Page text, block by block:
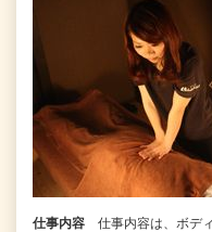
仕事内容
仕事内容は、ボデ